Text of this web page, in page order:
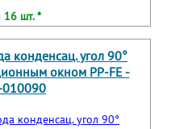
16 шт. *
конденсац. угол 90°
окном PP-FE -
010090